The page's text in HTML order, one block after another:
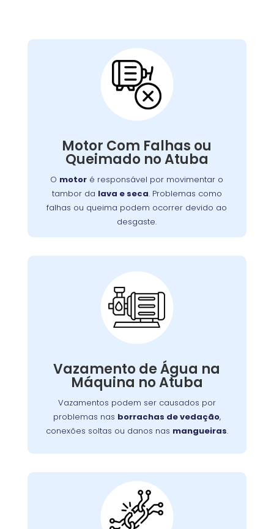
Motor Com Falhas ou
Queimado no Atuba
O motor é responsável por movimentar o
tambor da lava e seca. Problemas como
falhas ou queima podem ocorrer devido ao
desgaste.
Motor Com Falhas ou
Queimado:
é responsável por movimentar o
falhas ou queima podem ocorrer devido ao
desgaste, sobrecarga ou falta de manutenção.
Isso resulta em mau funcionamento ou parada
completa do aparelho.
Vazamento de Água na
Máquina no Atuba
Vazamentos podem ser causados por
problemas nas borrachas de vedação,
conexões soltas ou danos nas mangueiras.
Vazamento de Água
na Máquina de Lavar:
Vazamentos podem ser causados por
conexões soltas ou danos nas
mangueiras
Além de afetar o desempenho da
lava e seca
aumentar o consumo de água.
Máquina Com
Resistência